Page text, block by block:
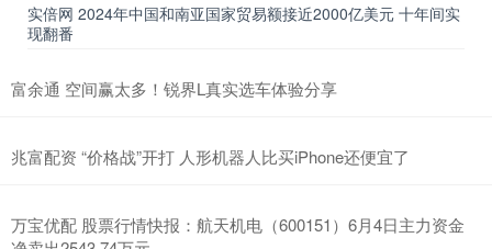
实倍网 2024年中国和南亚国家贸易额接近2000亿美元 十年间实
现翻番
富余通 空间赢太多！锐界L真实选车体验分享
兆富配资 “价格战”开打 人形机器人比买iPhone还便宜了
万宝优配 股票行情快报：航天机电（600151）6月4日主力资金